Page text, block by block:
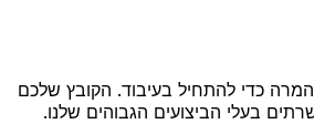
כדי להתחיל בעיבוד. הקובץ שלכם
בעלי הביצועים הגבוהים שלנו.